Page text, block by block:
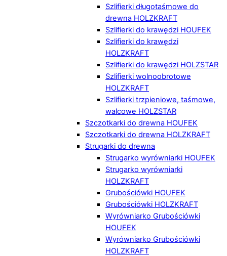
Szlifierki długotaśmowe do
drewna HOLZKRAFT
Szlifierki do krawędzi HOUFEK
Szlifierki do krawędzi
HOLZKRAFT
Szlifierki do krawędzi HOLZSTAR
Szlifierki wolnoobrotowe
HOLZKRAFT
Szlifierki trzpieniowe, taśmowe,
walcowe HOLZSTAR
Szczotkarki do drewna HOUFEK
Szczotkarki do drewna HOLZKRAFT
Strugarki do drewna
Strugarko wyrówniarki HOUFEK
Strugarko wyrówniarki
HOLZKRAFT
Grubościówki HOUFEK
Grubościówki HOLZKRAFT
Wyrówniarko Grubościówki
HOUFEK
Wyrówniarko Grubościówki
HOLZKRAFT